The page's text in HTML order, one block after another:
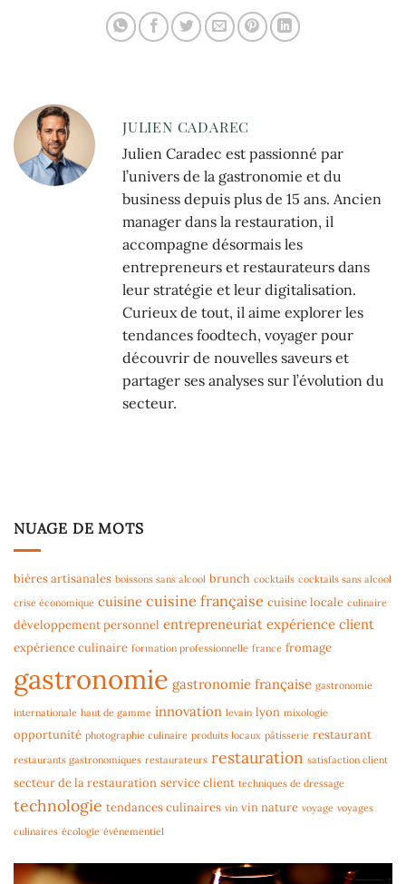
JULIEN CADAREC
Julien Caradec est passionné par
l’univers de la gastronomie et du
business depuis plus de 15 ans. Ancien
manager dans la restauration, il
accompagne désormais les
entrepreneurs et restaurateurs dans
leur stratégie et leur digitalisation.
Curieux de tout, il aime explorer les
tendances foodtech, voyager pour
découvrir de nouvelles saveurs et
partager ses analyses sur l’évolution du
secteur.
NUAGE DE MOTS
bières artisanales boissons sans alcool brunch cocktails cocktails sans alcool
crise économique cuisine cuisine française cuisine locale culinaire
développement personnel entrepreneuriat expérience client
expérience culinaire formation professionnelle france fromage
gastronomie gastronomie française gastronomie
internationale haut de gamme innovation levain lyon mixologie
opportunité photographie culinaire produits locaux pâtisserie restaurant
restaurants gastronomiques restaurateurs restauration satisfaction client
secteur de la restauration service client techniques de dressage
technologie tendances culinaires vin vin nature voyage voyages
culinaires écologie événementiel
Lecteur